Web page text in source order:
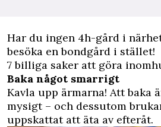
Har du ingen 4h-gård i
besöka en bondgård i stället!
7 billiga saker att göra
Baka något smarrigt
Kavla upp ärmarna! Att baka
mysigt – och dessutom
uppskattat att äta av efteråt.